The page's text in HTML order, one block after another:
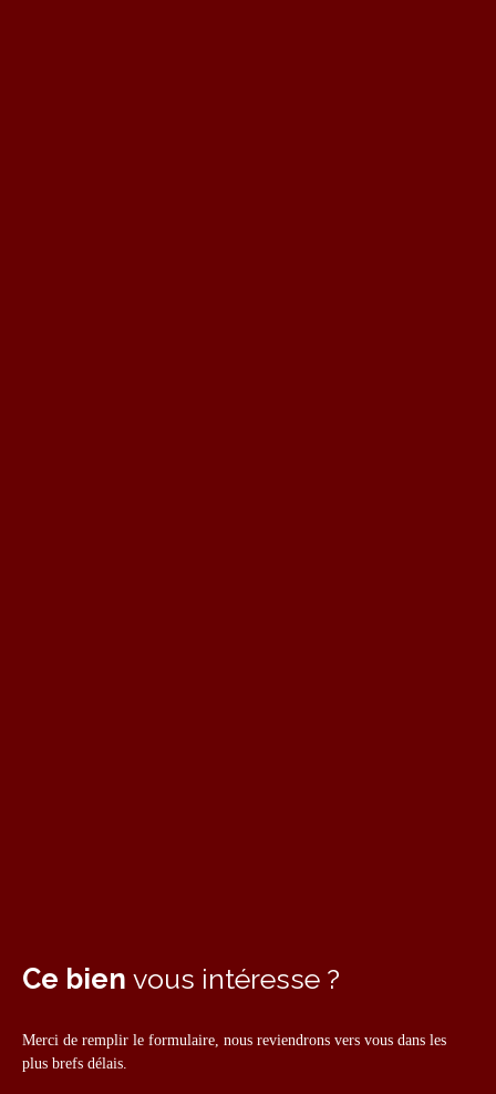
Ce bien vous intéresse ?
Merci de remplir le formulaire, nous reviendrons vers vous dans les
plus brefs délais.